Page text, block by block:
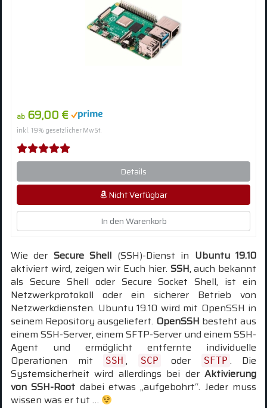
ab 69,00 €
inkl. 19% gesetzlicher MwSt.
Details
Nicht Verfügbar
In den Warenkorb
Wie der Secure Shell (SSH)-Dienst in Ubuntu 19.10
aktiviert wird, zeigen wir Euch hier. SSH, auch bekannt
als Secure Shell oder Secure Socket Shell, ist ein
Netzwerkprotokoll oder ein sicherer Betrieb von
Netzwerkdiensten. Ubuntu 19.10 wird mit OpenSSH in
seinem Repository ausgeliefert. OpenSSH besteht aus
einem SSH-Server, einem SFTP-Server und einem SSH-
Agent und ermöglicht entfernte individuelle
Operationen mit
SSH , SCP oder SFTP . Die
Systemsicherheit wird allerdings bei der Aktivierung
von SSH-Root dabei etwas „aufgebohrt“. Jeder muss
wissen was er tut …